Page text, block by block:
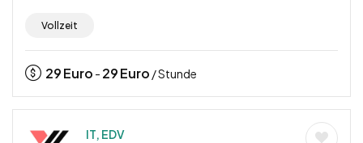
Vollzeit
29Euro - 29Euro / Stunde
IT, EDV